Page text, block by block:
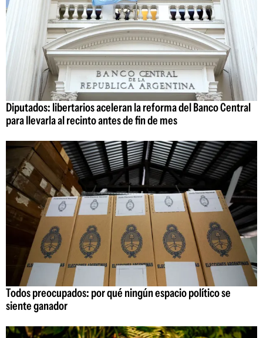
Diputados: libertarios aceleran la reforma del Banco Central
para llevarla al recinto antes de fin de mes
Todos preocupados: por qué ningún espacio político se
siente ganador